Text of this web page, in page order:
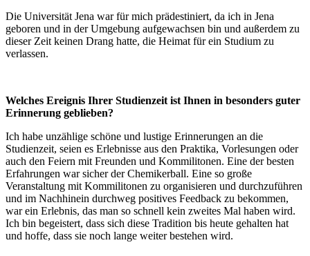
Die Universität Jena war für mich prädestiniert, da ich in Jena
geboren und in der Umgebung aufgewachsen bin und außerdem zu
dieser Zeit keinen Drang hatte, die Heimat für ein Studium zu
verlassen.
Welches Ereignis Ihrer Studienzeit ist Ihnen in besonders guter
Erinnerung geblieben?
Ich habe unzählige schöne und lustige Erinnerungen an die
Studienzeit, seien es Erlebnisse aus den Praktika, Vorlesungen oder
auch den Feiern mit Freunden und Kommilitonen. Eine der besten
Erfahrungen war sicher der Chemikerball. Eine so große
Veranstaltung mit Kommilitonen zu organisieren und durchzuführen
und im Nachhinein durchweg positives Feedback zu bekommen,
war ein Erlebnis, das man so schnell kein zweites Mal haben wird.
Ich bin begeistert, dass sich diese Tradition bis heute gehalten hat
und hoffe, dass sie noch lange weiter bestehen wird.